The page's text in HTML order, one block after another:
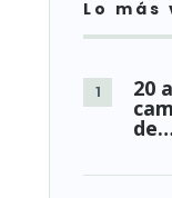
Lo más
20